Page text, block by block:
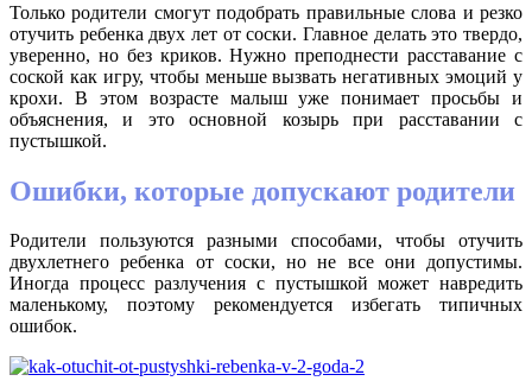
Только родители смогут подобрать правильные слова и резко
отучить ребенка двух лет от соски. Главное делать это твердо,
уверенно, но без криков. Нужно преподнести расставание с
соской как игру, чтобы меньше вызвать негативных эмоций у
крохи. В этом возрасте малыш уже понимает просьбы и
объяснения, и это основной козырь при расставании с
пустышкой.
Ошибки, которые допускают родители
Родители пользуются разными способами, чтобы отучить
двухлетнего ребенка от соски, но не все они допустимы.
Иногда процесс разлучения с пустышкой может навредить
маленькому, поэтому рекомендуется избегать типичных
ошибок.